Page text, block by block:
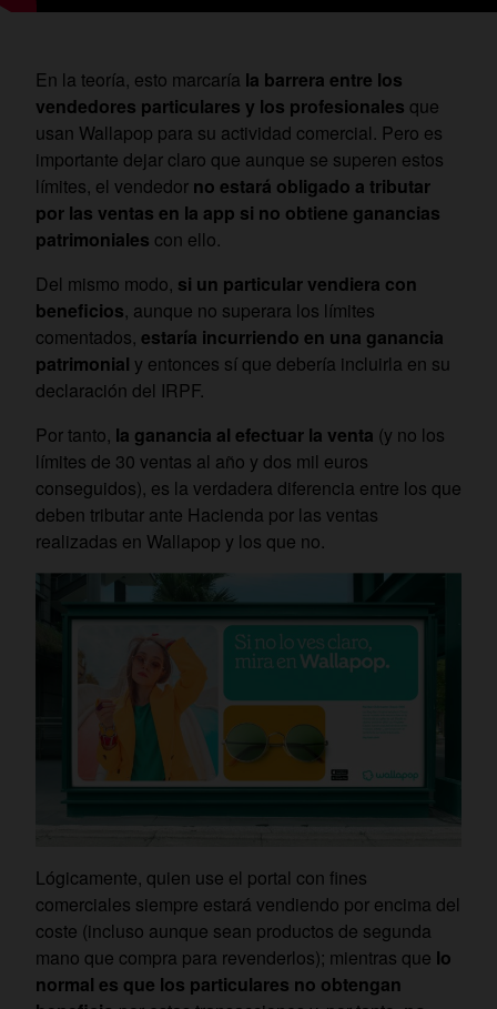
En la teoría, esto marcaría la barrera entre los
vendedores particulares y los profesionales que
usan Wallapop para su actividad comercial. Pero es
importante dejar claro que aunque se superen estos
límites, el vendedor no estará obligado a tributar
por las ventas en la app si no obtiene ganancias
patrimoniales con ello.
Del mismo modo, si un particular vendiera con
beneficios, aunque no superara los límites
comentados, estaría incurriendo en una ganancia
patrimonial y entonces sí que debería incluirla en su
declaración del IRPF.
Por tanto, la ganancia al efectuar la venta (y no los
límites de 30 ventas al año y dos mil euros
conseguidos), es la verdadera diferencia entre los que
deben tributar ante Hacienda por las ventas
realizadas en Wallapop y los que no.
Lógicamente, quien use el portal con fines
comerciales siempre estará vendiendo por encima del
coste (incluso aunque sean productos de segunda
mano que compra para revenderlos); mientras que lo
normal es que los particulares no obtengan